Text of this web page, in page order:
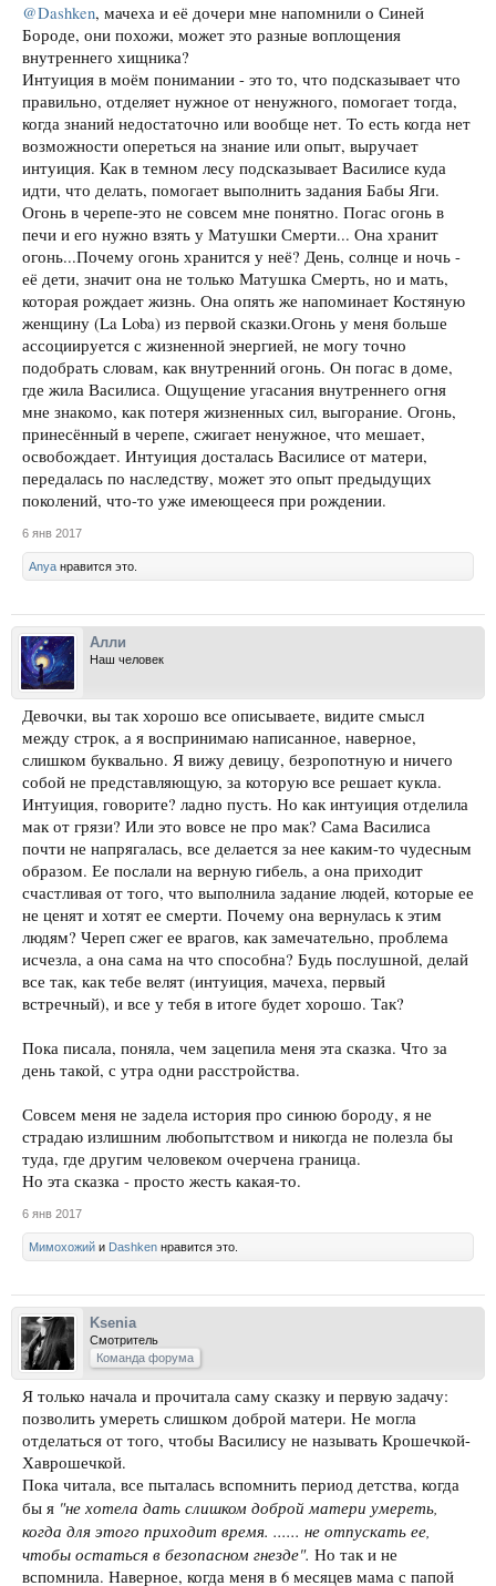
@Dashken, мачеха и её дочери мне напомнили о Синей
Бороде, они похожи, может это разные воплощения
внутреннего хищника?
Интуиция в моём понимании - это то, что подсказывает что
правильно, отделяет нужное от ненужного, помогает тогда,
когда знаний недостаточно или вообще нет. То есть когда нет
возможности опереться на знание или опыт, выручает
интуиция. Как в темном лесу подсказывает Василисе куда
идти, что делать, помогает выполнить задания Бабы Яги.
Огонь в черепе-это не совсем мне понятно. Погас огонь в
печи и его нужно взять у Матушки Смерти... Она хранит
огонь...Почему огонь хранится у неё? День, солнце и ночь -
её дети, значит она не только Матушка Смерть, но и мать,
которая рождает жизнь. Она опять же напоминает Костяную
женщину (La Loba) из первой сказки.Огонь у меня больше
ассоциируется с жизненной энергией, не могу точно
подобрать словам, как внутренний огонь. Он погас в доме,
где жила Василиса. Ощущение угасания внутреннего огня
мне знакомо, как потеря жизненных сил, выгорание. Огонь,
принесённый в черепе, сжигает ненужное, что мешает,
освобождает. Интуиция досталась Василисе от матери,
передалась по наследству, может это опыт предыдущих
поколений, что-то уже имеющееся при рождении.
6 янв 2017
Anya нравится это.
Алли
Наш человек
Девочки, вы так хорошо все описываете, видите смысл
между строк, а я воспринимаю написанное, наверное,
слишком буквально. Я вижу девицу, безропотную и ничего
собой не представляющую, за которую все решает кукла.
Интуиция, говорите? ладно пусть. Но как интуиция отделила
мак от грязи? Или это вовсе не про мак? Сама Василиса
почти не напрягалась, все делается за нее каким-то чудесным
образом. Ее послали на верную гибель, а она приходит
счастливая от того, что выполнила задание людей, которые ее
не ценят и хотят ее смерти. Почему она вернулась к этим
людям? Череп сжег ее врагов, как замечательно, проблема
исчезла, а она сама на что способна? Будь послушной, делай
все так, как тебе велят (интуиция, мачеха, первый
встречный), и все у тебя в итоге будет хорошо. Так?
Пока писала, поняла, чем зацепила меня эта сказка. Что за
день такой, с утра одни расстройства.
Совсем меня не задела история про синюю бороду, я не
страдаю излишним любопытством и никогда не полезла бы
туда, где другим человеком очерчена граница.
Но эта сказка - просто жесть какая-то.
6 янв 2017
Мимохожий и Dashken нравится это.
Ksenia
Смотритель
Команда форума
Я только начала и прочитала саму сказку и первую задачу:
позволить умереть слишком доброй матери. Не могла
отделаться от того, чтобы Василису не называть Крошечкой-
Хаврошечкой.
Пока читала, все пыталась вспомнить период детства, когда
бы я "не хотела дать слишком доброй матери умереть,
когда для этого приходит время. ...... не отпускать ее,
чтобы остаться в безопасном гнезде". Но так и не
вспомнила. Наверное, когда меня в 6 месяцев мама с папой